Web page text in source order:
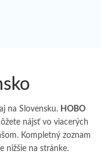
na Slovensku. HOBO
nájsť vo viacerých
Kompletný zoznam
nižšie na stránke.